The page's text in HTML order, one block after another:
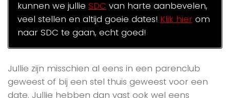
kunnen we jullie SDC van harte aanbevelen,
veel stellen en altijd goeie dates! Klik hierom
naar SDC te gaan, echt goed!
Jullie zijn misschien al eens in een parenclub
geweest of bij een stel thuis geweest voor een
date. Jullie hebben dan vast ook wel eens